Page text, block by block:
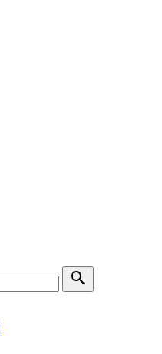
search